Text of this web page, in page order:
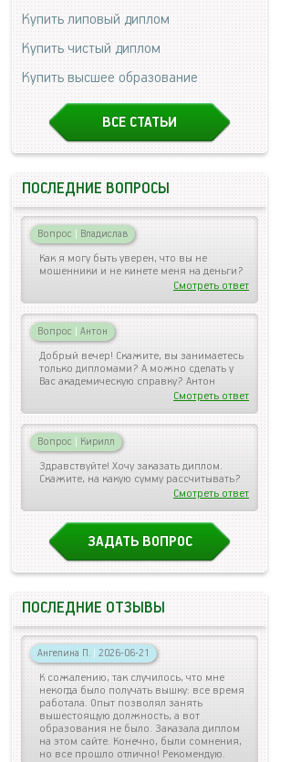
Купить липовый диплом
Купить чистый диплом
Купить высшее образование
ВСЕ СТАТЬИ
ПОСЛЕДНИЕ ВОПРОСЫ
Вопрос | Владислав
Как я могу быть уверен, что вы не
мошенники и не кинете меня на деньги?
Смотреть ответ
Вопрос | Антон
Добрый вечер! Скажите, вы занимаетесь
только дипломами? А можно сделать у
Вас академическую справку? Антон
Смотреть ответ
Вопрос | Кирилл
Здравствуйте! Хочу заказать диплом.
Скажите, на какую сумму рассчитывать?
Смотреть ответ
ЗАДАТЬ ВОПРОС
ПОСЛЕДНИЕ ОТЗЫВЫ
Ангелина П. | 2026-06-21
К сожалению, так случилось, что мне
некогда было получать вышку: все время
работала. Опыт позволял занять
вышестоящую должность, а вот
образования не было. Заказала диплом
на этом сайте. Конечно, были сомнения,
но все прошло отлично! Рекомендую.